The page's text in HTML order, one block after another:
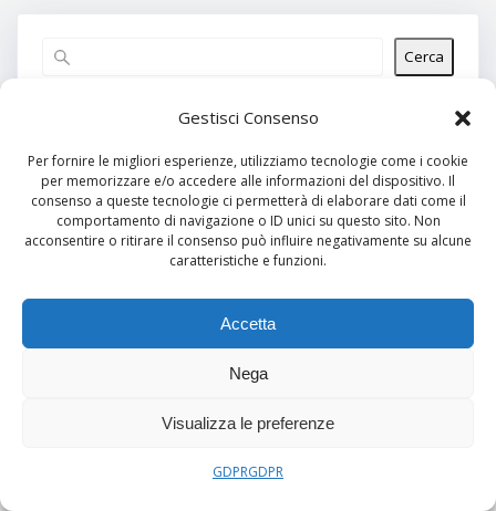
Gestisci Consenso
Per fornire le migliori esperienze, utilizziamo tecnologie come i cookie
per memorizzare e/o accedere alle informazioni del dispositivo. Il
consenso a queste tecnologie ci permetterà di elaborare dati come il
comportamento di navigazione o ID unici su questo sito. Non
acconsentire o ritirare il consenso può influire negativamente su alcune
caratteristiche e funzioni.
Accetta
Nega
Visualizza le preferenze
GDPRGDPR
Cerca
Articoli recenti
Commenti recenti
Nessun commento da mostrare.
Nessun archivio da mostrare.
Categorie
Nessuna categoria